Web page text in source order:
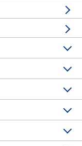
ード
加工機の販売台数の
て製造されたレーザー
をもとに、優れた加
ンス性の高さをとこと
ーザーも唸る機能を